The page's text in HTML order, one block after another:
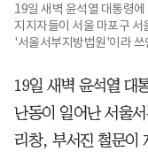
19일 새벽 윤석열 대통령
지지자들이 서울 마포구
'서울서부지방법원'이라
19일 새벽 윤석열 대
난동이 일어난 서울
리창, 부서진 철문이